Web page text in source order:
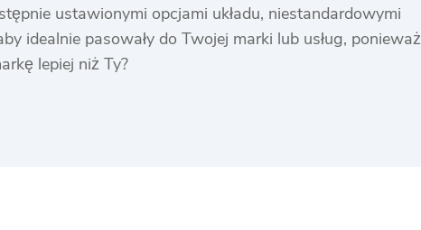
ustawionymi opcjami układu, niestandardowymi
idealnie pasowały do ​​Twojej marki lub usług, ponieważ
lepiej niż Ty?